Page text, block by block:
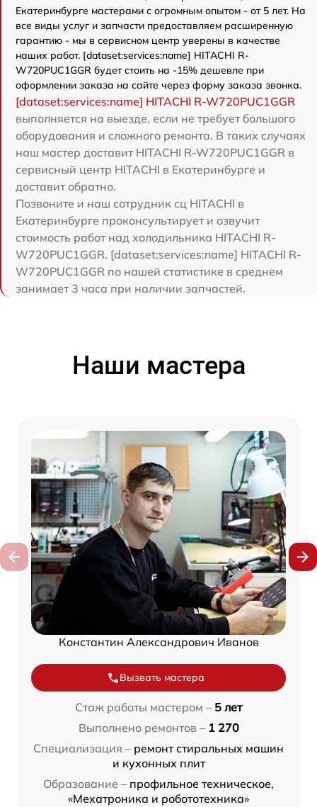
Екатеринбурге мастерами с огромным опытом - от 5 лет. На
все виды услуг и запчасти предоставляем расширенную
гарантию - мы в сервисном центр уверены в качестве
наших работ. [dataset:services:name] HITACHI R-
W720PUC1GGR будет стоить на -15% дешевле при
оформлении заказа на сайте через форму заказа звонка.
[dataset:services:name] HITACHI R-W720PUC1GGR
выполняется на выезде, если не требует большого
оборудования и сложного ремонта. В таких случаях
наш мастер доставит HITACHI R-W720PUC1GGR в
сервисный центр HITACHI в Екатеринбурге и
доставит обратно.
Позвоните и наш сотрудник сц HITACHI в
Екатеринбурге проконсультирует и озвучит
стоимость работ над холодильника HITACHI R-
W720PUC1GGR. [dataset:services:name] HITACHI R-
W720PUC1GGR по нашей статистике в среднем
занимает 3 часа при наличии запчастей.
Наши мастера
Константин Александрович Иванов
Вызвать мастера
Стаж работы мастером – 5 лет
Выполнено ремонтов – 1 270
Специализация – ремонт стиральных машин
и кухонных плит
Образование – профильное техническое,
«Мехатроника и робототехника»